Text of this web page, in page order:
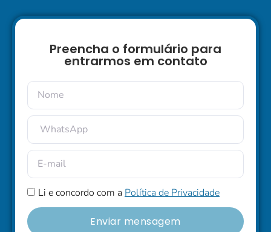
Preencha o formulário para
entrarmos em contato
Li e concordo com a Política de Privacidade
Enviar mensagem